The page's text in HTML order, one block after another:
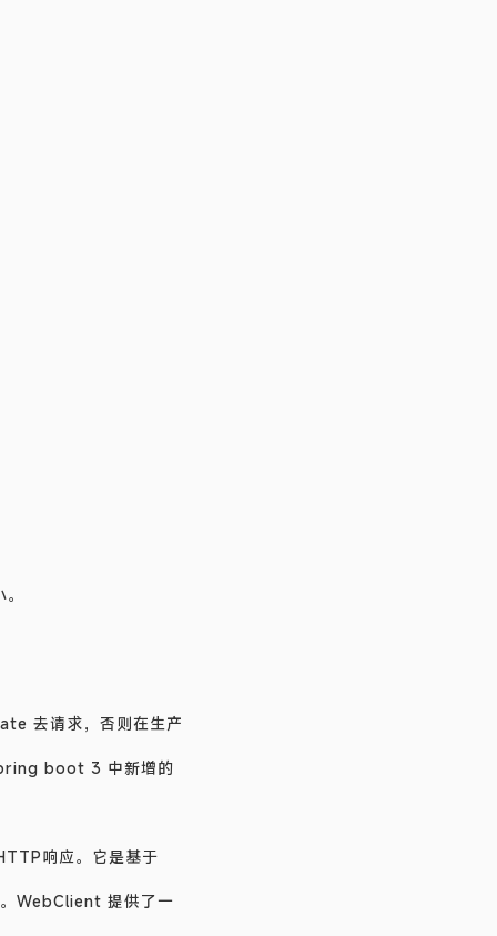
去请求，否则在生产
boot 3 中新增的
响应。它是基于
WebClient 提供了一